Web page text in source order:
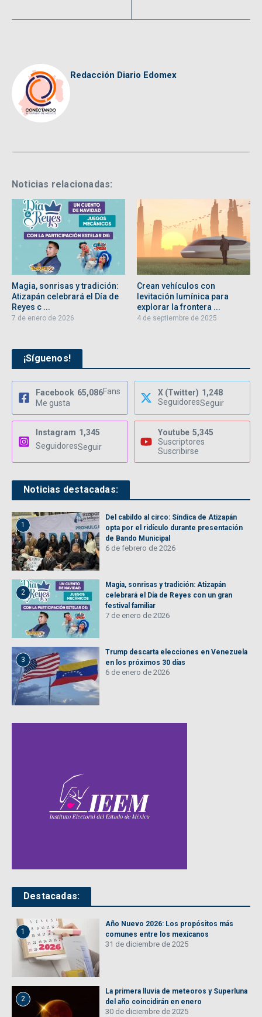
Redacción Diario Edomex
Noticias relacionadas:
Magia, sonrisas y tradición:
Atizapán celebrará el Día de
Reyes c ...
7 de enero de 2026
Crean vehículos con
levitación lumínica para
explorar la frontera ...
4 de septiembre de 2025
¡Síguenos!
Facebook 65,086Fans
Me gusta
X (Twitter) 1,248
SeguidoresSeguir
Instagram 1,345
SeguidoresSeguir
Youtube 5,345
Suscriptores
Suscribirse
Noticias destacadas:
1
Del cabildo al circo: Síndica de Atizapán
opta por el ridículo durante presentación
de Bando Municipal
6 de febrero de 2026
2
Magia, sonrisas y tradición: Atizapán
celebrará el Día de Reyes con un gran
festival familiar
7 de enero de 2026
3
Trump descarta elecciones en Venezuela
en los próximos 30 días
6 de enero de 2026
Destacadas:
1
Año Nuevo 2026: Los propósitos más
comunes entre los mexicanos
31 de diciembre de 2025
2
La primera lluvia de meteoros y Superluna
del año coincidirán en enero
30 de diciembre de 2025